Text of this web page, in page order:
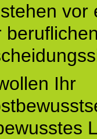
vor
beruflichen
Ihr